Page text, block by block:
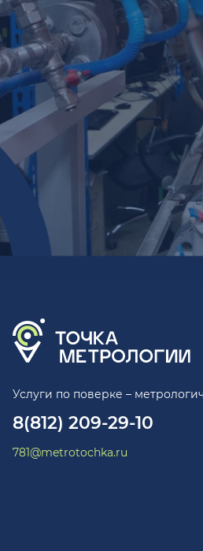
Услуги по поверке –
8(812) 209-29-10
781@metrotochka.ru